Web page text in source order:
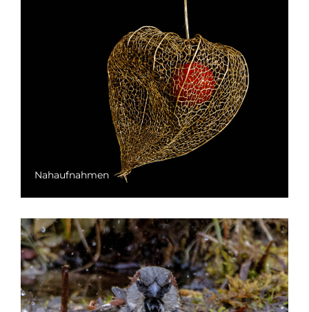
Nahaufnahmen